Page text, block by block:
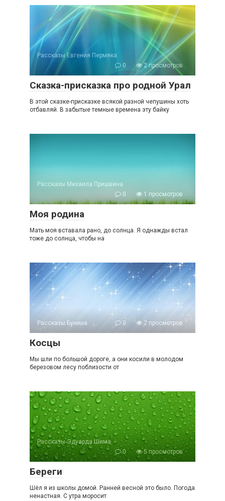
Рассказы Евгения Пермяка
0
2 просмотров
Сказка-присказка про родной Урал
В этой сказке-присказке всякой разной чепушины хоть
отбавляй. В забытые темные времена эту байку
Рассказы Михаила Пришвина
0
1 просмотров
Моя родина
Мать моя вставала рано, до солнца. Я однажды встал
тоже до солнца, чтобы на
Рассказы Бунина 0 2 просмотров
Косцы
Мы шли по большой дороге, а они косили в молодом
березовом лесу поблизости от
Рассказы Эдуарда Шима
0
5 просмотров
Береги
Шёл я из школы домой. Ранней весной это было. Погода
ненастная. С утра моросит